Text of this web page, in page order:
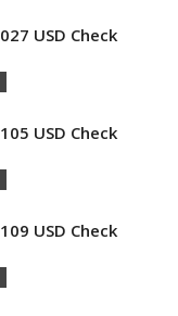
USD Check
USD Check
USD Check